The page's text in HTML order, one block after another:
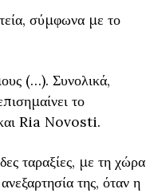
σύμφωνα με το
(…). Συνολικά,
το
Ria Novosti.
ταραξίες, με τη χώρα
της, όταν η